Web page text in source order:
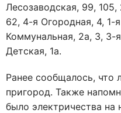
Лесозаводская, 99,
62, 4-я Огородная, 4, 1-
Коммунальная, 2а, 3, 3-
Детская, 1а.
Ранее сообщалось, что
пригород. Также
было электричества на